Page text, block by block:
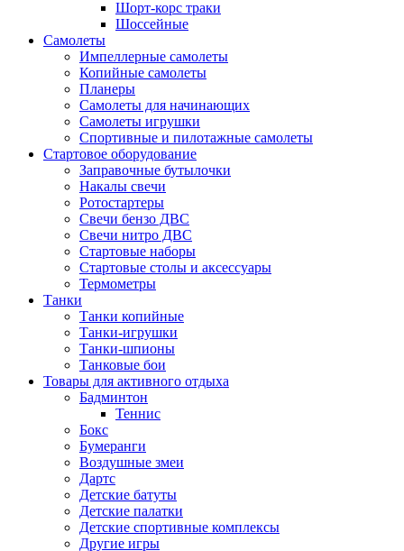
Шорт-корс траки
Шоссейные
Самолеты
Импеллерные самолеты
Копийные самолеты
Планеры
Самолеты для начинающих
Самолеты игрушки
Спортивные и пилотажные самолеты
Стартовое оборудование
Заправочные бутылочки
Накалы свечи
Ротостартеры
Свечи бензо ДВС
Свечи нитро ДВС
Стартовые наборы
Стартовые столы и аксессуары
Термометры
Танки
Танки копийные
Танки-игрушки
Танки-шпионы
Танковые бои
Товары для активного отдыха
Бадминтон
Теннис
Бокс
Бумеранги
Воздушные змеи
Дартс
Детские батуты
Детские палатки
Детские спортивные комплексы
Другие игры